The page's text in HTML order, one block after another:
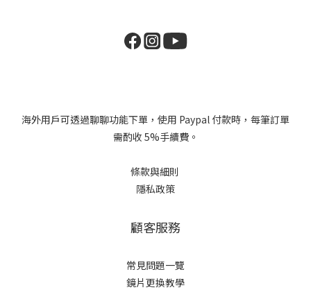
海外用戶可透過聊聊功能下單，使用 Paypal 付款時，每筆訂單
需酌收 5%手續費。
條款與細則
隱私政策
顧客服務
常見問題一覽
鏡片更換教學​